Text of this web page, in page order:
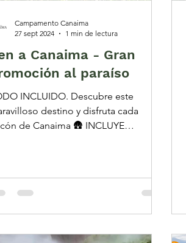
a Canaima - Gran
al paraíso
INCLUIDO. Descubre este
destino y disfruta cada
de Canaima 🛖 INCLUYE
Campamento Canaima
27 sept 2024
1 min de lectura